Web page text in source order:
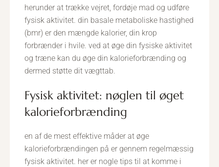
herunder at trække vejret, fordøje mad og udføre
fysisk aktivitet. din basale metaboliske hastighed
(bmr) er den mængde kalorier, din krop
forbrænder i hvile. ved at øge din fysiske aktivitet
og træne kan du øge din kalorieforbrænding og
dermed støtte dit vægttab.
fysisk aktivitet: nøglen til øget
kalorieforbrænding
en af de mest effektive måder at øge
kalorieforbrændingen på er gennem regelmæssig
fysisk aktivitet. her er nogle tips til at komme i